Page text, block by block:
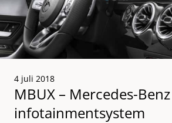
4 juli 2018
MBUX – Mercedes-
infotainmentsystem